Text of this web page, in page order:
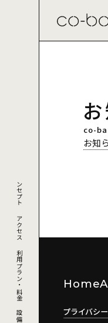
コンセプト
アクセス
利用プラン・料金
設備
co-
お知
Home
プライバシ